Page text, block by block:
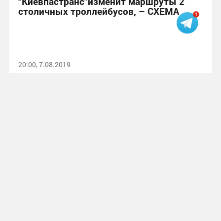
столичных троллейбусов, – СХЕМА
20:00, 7.08.2019